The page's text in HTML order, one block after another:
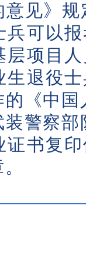
意见》
兵可以
层项目
生退役
的《中
警察
证书复